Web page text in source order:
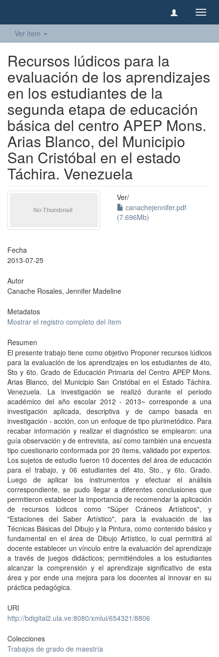
Ver ítem
Recursos lúdicos para la
evaluación de los aprendizajes
en los estudiantes de la
segunda etapa de educación
básica del centro APEP Mons.
Arias Blanco, del Municipio
San Cristóbal en el estado
Táchira. Venezuela
Ver/
canachejennifer.pdf
(7.696Mb)
Fecha
2013-07-25
Autor
Canache Rosales, Jennifer Madeline
Metadatos
Mostrar el registro completo del ítem
Resumen
El presente trabajo tiene como objetivo Proponer recursos lúdicos
para la evaluación de los aprendizajes en los estudiantes de 4to,
Sto y 6to. Grado de Educación Primaria del Centro APEP Mons.
Arias Blanco, del Municipio San Cristóbal en el Estado Táchira.
Venezuela. La investigación se realizó durante el periodo
académico del año escolar 2012 - 2013~ corresponde a una
investigación aplicada, descriptiva y de campo basada en
investigación - acción, con un enfoque de tipo plurimetódico. Para
recabar información y realizar el diagnóstico se emplearon: una
guía observación y de entrevista, así como también una encuesta
tipo cuestionario conformada por 20 ítems, validado por expertos.
Los sujetos de estudio fueron 10 docentes del área de educación
para el trabajo, y 06 estudiantes del 4to, Sto., y 6to. Grado.
Luego de aplicar los instrumentos y efectuar el análisis
correspondiente, se pudo llegar a diferentes conclusiones que
permitieron establecer la importancia de recomendar la aplicación
de recursos lúdicos como "Súper Cráneos Artísticos", y
"Estaciones del Saber Artístico", para la evaluación de las
Técnicas Básicas del Dibujo y la Pintura, como contenido básico y
fundamental en el área de Dibujo Artístico, lo cual permitirá al
docente establecer un vínculo entre la evaluación del aprendizaje
a través de juegos didácticos; permitiéndoles a los estudiantes
alcanzar la comprensión y el aprendizaje significativo de esta
área y por ende una mejora para los docentes al innovar en su
práctica pedagógica.
URI
http://bdigital2.ula.ve:8080/xmlui/654321/8806
Colecciones
Trabajos de grado de maestría